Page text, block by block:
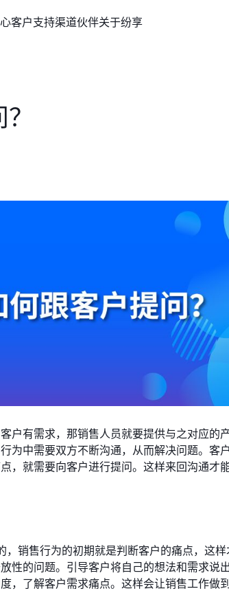
客户支持渠道伙伴关于纷享
户有需求，那销售人员就要提供与之对应的
为中需要双方不断沟通，从而解决问题。客
，就需要向客户进行提问。这样来回沟通才
销售行为的初期就是判断客户的痛点，这
性的问题。引导客户将自己的想法和需求说
了解客户需求痛点。这样会让销售工作做到